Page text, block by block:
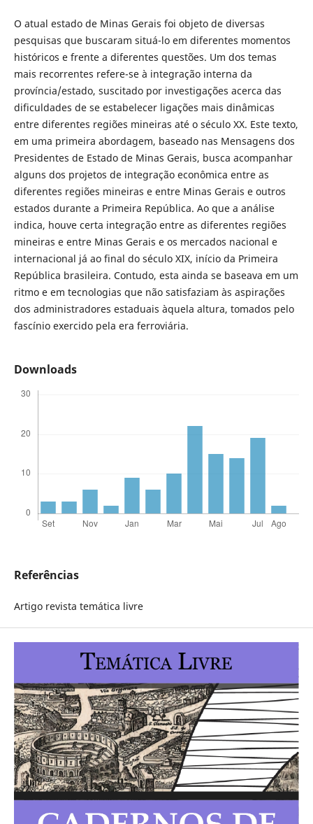
O atual estado de Minas Gerais foi objeto de diversas
pesquisas que buscaram situá-lo em diferentes momentos
históricos e frente a diferentes questões. Um dos temas
mais recorrentes refere-se à integração interna da
província/estado, suscitado por investigações acerca das
dificuldades de se estabelecer ligações mais dinâmicas
entre diferentes regiões mineiras até o século XX. Este texto,
em uma primeira abordagem, baseado nas Mensagens dos
Presidentes de Estado de Minas Gerais, busca acompanhar
alguns dos projetos de integração econômica entre as
diferentes regiões mineiras e entre Minas Gerais e outros
estados durante a Primeira República. Ao que a análise
indica, houve certa integração entre as diferentes regiões
mineiras e entre Minas Gerais e os mercados nacional e
internacional já ao final do século XIX, início da Primeira
República brasileira. Contudo, esta ainda se baseava em um
ritmo e em tecnologias que não satisfaziam às aspirações
dos administradores estaduais àquela altura, tomados pelo
fascínio exercido pela era ferroviária.
Downloads
Referências
Artigo revista temática livre